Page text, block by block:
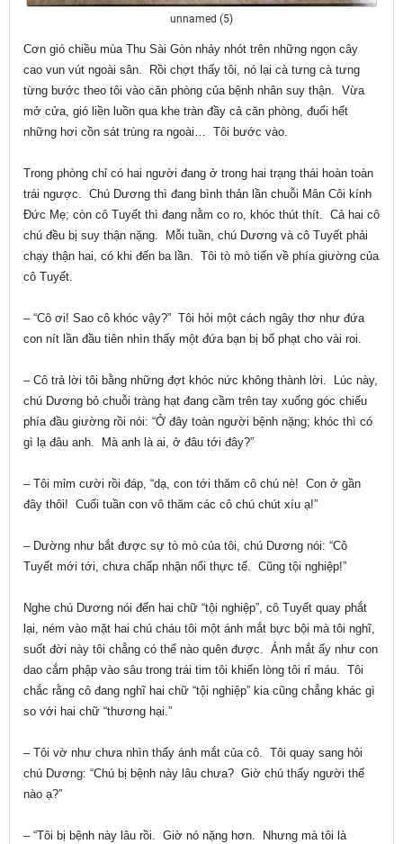
unnamed (5)
Cơn gió chiều mùa Thu Sài Gòn nhảy nhót trên những ngọn cây
cao vun vút ngoài sân. Rồi chợt thấy tôi, nó lại cà tưng cà tưng
từng bước theo tôi vào căn phòng của bệnh nhân suy thận. Vừa
mở cửa, gió liền luồn qua khe tràn đầy cả căn phòng, đuổi hết
những hơi cồn sát trùng ra ngoài… Tôi bước vào.
Trong phòng chỉ có hai người đang ở trong hai trạng thái hoàn toàn
trái ngược. Chú Dương thì đang bình thản lần chuỗi Mân Côi kính
Đức Mẹ; còn cô Tuyết thì đang nằm co ro, khóc thút thít. Cả hai cô
chú đều bị suy thận nặng. Mỗi tuần, chú Dương và cô Tuyết phải
chạy thận hai, có khi đến ba lần. Tôi tò mò tiến về phía giường của
cô Tuyết.
– “Cô ơi! Sao cô khóc vậy?” Tôi hỏi một cách ngây thơ như đứa
con nít lần đầu tiên nhìn thấy một đứa bạn bị bố phạt cho vài roi.
– Cô trả lời tôi bằng những đợt khóc nức không thành lời. Lúc này,
chú Dương bỏ chuỗi tràng hạt đang cầm trên tay xuống góc chiếu
phía đầu giường rồi nói: “Ở đây toàn người bệnh nặng; khóc thì có
gì lạ đâu anh. Mà anh là ai, ở đâu tới đây?”
– Tôi mỉm cười rồi đáp, “dạ, con tới thăm cô chú nè! Con ở gần
đây thôi! Cuối tuần con vô thăm các cô chú chút xíu ạ!”
– Dường như bắt được sự tò mò của tôi, chú Dương nói: “Cô
Tuyết mới tới, chưa chấp nhận nổi thực tế. Cũng tội nghiệp!”
Nghe chú Dương nói đến hai chữ “tội nghiệp”, cô Tuyết quay phắt
lại, ném vào mặt hai chú cháu tôi một ánh mắt bực bội mà tôi nghĩ,
suốt đời này tôi chẳng có thể nào quên được. Ánh mắt ấy như con
dao cắm phập vào sâu trong trái tim tôi khiến lòng tôi rỉ máu. Tôi
chắc rằng cô đang nghĩ hai chữ “tội nghiệp” kia cũng chẳng khác gì
so với hai chữ “thương hại.”
– Tôi vờ như chưa nhìn thấy ánh mắt của cô. Tôi quay sang hỏi
chú Dương: “Chú bị bệnh này lâu chưa? Giờ chú thấy người thế
nào ạ?”
– “Tôi bị bệnh này lâu rồi. Giờ nó nặng hơn. Nhưng mà tôi là